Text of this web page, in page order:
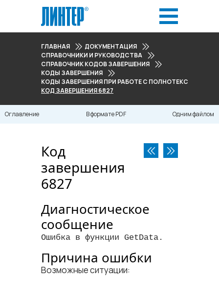
ГЛАВНАЯ
ДОКУМЕНТАЦИЯ
СПРАВОЧНИКИ И РУКОВОДСТВА
СПРАВОЧНИК КОДОВ ЗАВЕРШЕНИЯ
КОДЫ ЗАВЕРШЕНИЯ
КОДЫ ЗАВЕРШЕНИЯ ПРИ РАБОТЕ С ПОЛНОТЕКСТОВЫМ
КОД ЗАВЕРШЕНИЯ 6827
Оглавление В формате PDF Одним файлом
Код
завершения
6827
Диагностическое
сообщение
Ошибка в функции GetData.
Причина ошибки
Возможные ситуации: